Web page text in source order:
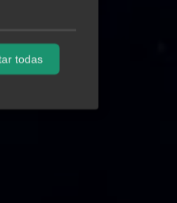
todas